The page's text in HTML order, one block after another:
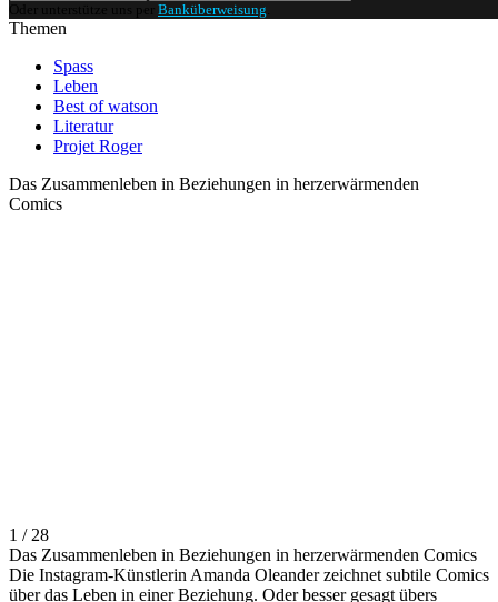
Oder unterstütze uns per Banküberweisung
Themen
Spass
Leben
Best of watson
Literatur
Projet Roger
Das Zusammenleben in Beziehungen in herzerwärmenden
Comics
1 / 28
Das Zusammenleben in Beziehungen in herzerwärmenden Comics
Die Instagram-Künstlerin Amanda Oleander zeichnet subtile Comics
über das Leben in einer Beziehung. Oder besser gesagt übers